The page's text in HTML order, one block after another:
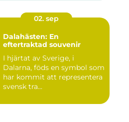
02. sep
Dalahästen: En
eftertraktad souvenir
I hjärtat av Sverige, i
Dalarna, föds en symbol som
har kommit att representera
svensk tra...